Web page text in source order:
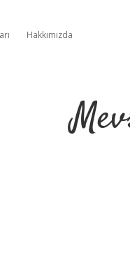
Hakkımızda